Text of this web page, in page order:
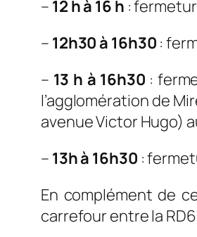
– 12 h à 16 h :
– 12h30 à 16h30 :
– 13 h à 16h30 :
l’agglomération de
avenue Victor Hugo)
– 13h à 16h30 :
En complément de
carrefour entre la